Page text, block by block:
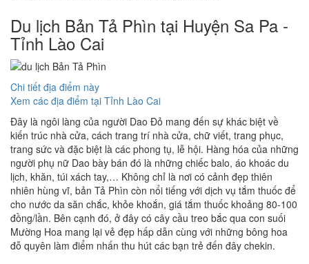
Du lịch Bản Tả Phìn tại Huyện Sa Pa -
Tỉnh Lào Cai
Chi tiết địa điểm này
Xem các địa điểm tại Tỉnh Lào Cai
Đây là ngôi làng của người Dao Đỏ mang đến sự khác biệt về
kiến trúc nhà cửa, cách trang trí nhà cửa, chữ viết, trang phục,
trang sức và đặc biệt là các phong tụ, lễ hội. Hàng hóa của những
người phụ nữ Dao bày bán đó là những chiếc balo, áo khoác du
lịch, khăn, túi xách tay,… Không chỉ là nơi có cảnh đẹp thiên
nhiên hùng vĩ, bản Tả Phìn còn nổi tiếng với dịch vụ tắm thuốc để
cho nước da săn chắc, khỏe khoắn, giá tắm thuốc khoảng 80-100
đồng/lần. Bên cạnh đó, ở đây có cây cầu treo bắc qua con suối
Mường Hoa mang lại vẻ đẹp hấp dẫn cùng với những bông hoa
đỗ quyên làm điểm nhấn thu hút các bạn trẻ đến đây chekin.